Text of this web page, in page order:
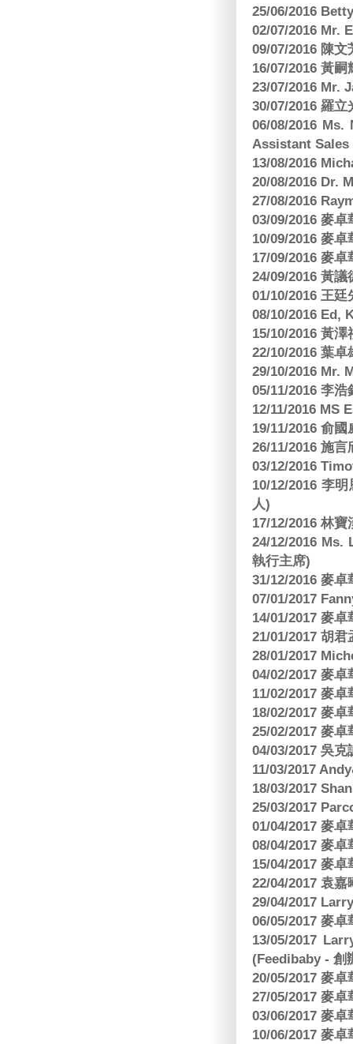
25/06/2016
02/07/2016 Mr.
09/07/2016 陳
16/07/2016 黃
23/07/2016 Mr.
30/07/2016 羅
06/08/2016
Assistant Sales
13/08/2016
20/08/2016 Dr.
27/08/2016
03/09/2016 麥
10/09/2016 麥
17/09/2016 麥
24/09/2016 黃
01/10/2016 王
08/10/2016 Ed,
15/10/2016 黃
22/10/2016 葉
29/10/2016 Mr.
05/11/2016 李
12/11/2016 MS
19/11/2016 俞
26/11/2016 施
03/12/2016
10/12/2016 李
人)
17/12/2016 林
24/12/2016
執行主席)
31/12/2016 麥
07/01/2017
14/01/2017 麥
21/01/2017 胡
28/01/2017
04/02/2017 麥
11/02/2017 麥
18/02/2017 麥
25/02/2017 麥
04/03/2017 吳
11/03/2017
18/03/2017
25/03/2017
01/04/2017 麥
08/04/2017 麥
15/04/2017 麥
22/04/2017 袁
29/04/2017
06/05/2017 麥
13/05/2017
(Feedibaby - 創
20/05/2017 麥
27/05/2017 麥
03/06/2017 麥
10/06/2017 麥